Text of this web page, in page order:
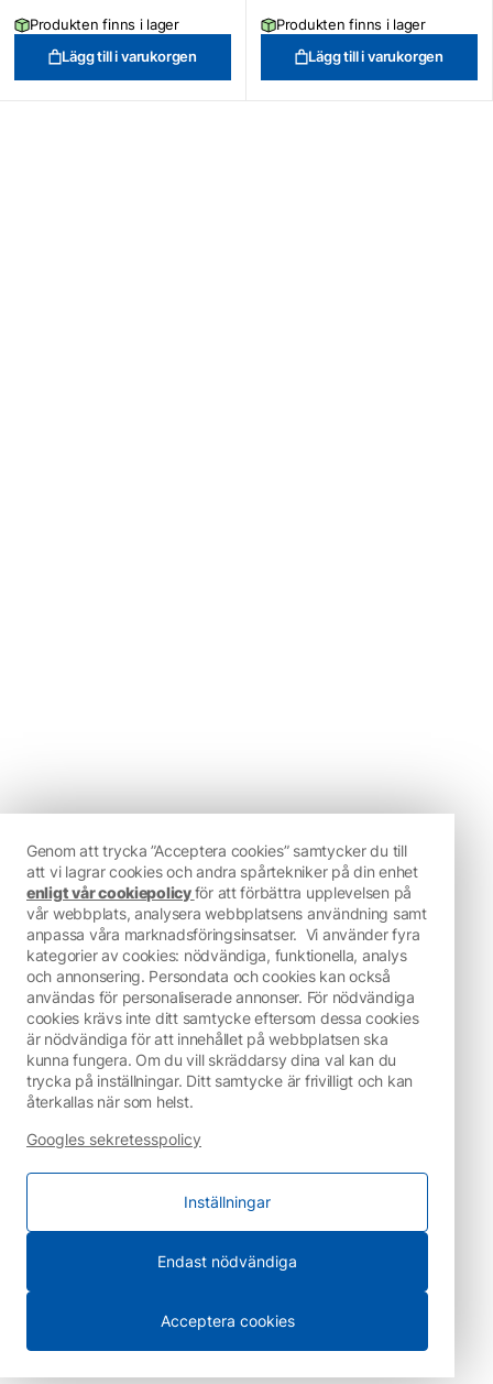
Produkten finns i lager
Lägg till i varukorgen
Produkten finns i lager
Lägg till i varukorgen
Genom att trycka ”Acceptera cookies” samtycker du till
att vi lagrar cookies och andra spårtekniker på din enhet
enligt vår cookiepolicyför att förbättra upplevelsen på
vår webbplats, analysera webbplatsens användning samt
anpassa våra marknadsföringsinsatser. Vi använder fyra
kategorier av cookies: nödvändiga, funktionella, analys
och annonsering. Persondata och cookies kan också
användas för personaliserade annonser. För nödvändiga
cookies krävs inte ditt samtycke eftersom dessa cookies
är nödvändiga för att innehållet på webbplatsen ska
kunna fungera. Om du vill skräddarsy dina val kan du
trycka på inställningar. Ditt samtycke är frivilligt och kan
återkallas när som helst.
Googles sekretesspolicy
Inställningar
Endast nödvändiga
Acceptera cookies